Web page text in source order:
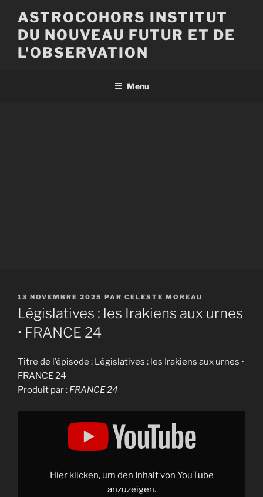
contenu
principal
ASTROCOHORS INSTITUT
DU NOUVEAU FUTUR ET DE
L'OBSERVATION
Menu
PUBLIÉ
LE
13 NOVEMBRE 2025 PAR CELESTE MOREAU
Législatives : les Irakiens aux urnes
• FRANCE 24
Titre de l’épisode : Législatives : les Irakiens aux urnes •
FRANCE 24
Produit par : FRANCE 24
Display
FRANCEHier klicken, um den Inhalt von YouTube
anzuzeigen.